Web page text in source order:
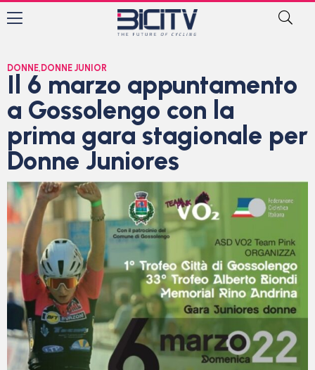
DONNE, DONNE JUNIOR
Il 6 marzo appuntamento
a Gossolengo con la
prima gara stagionale per
Donne Juniores